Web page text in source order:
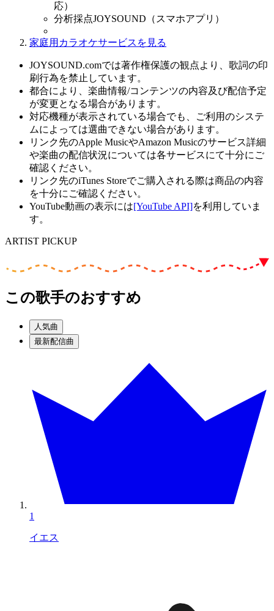
応）
分析採点JOYSOUND（スマホアプリ）
家庭用カラオケサービスを見る
JOYSOUND.comでは著作権保護の観点より、歌詞の印
刷行為を禁止しています。
都合により、楽曲情報/コンテンツの内容及び配信予定
が変更となる場合があります。
対応機種が表示されている場合でも、ご利用のシステ
ムによっては選曲できない場合があります。
リンク先のApple MusicやAmazon Musicのサービス詳細
や楽曲の配信状況については各サービスにて十分にご
確認ください。
リンク先のiTunes Storeでご購入される際は商品の内容
を十分にご確認ください。
YouTube動画の表示には[YouTube API]を利用していま
す。
ARTIST PICKUP
この歌手のおすすめ
人気曲
最新配信曲
1
イエス